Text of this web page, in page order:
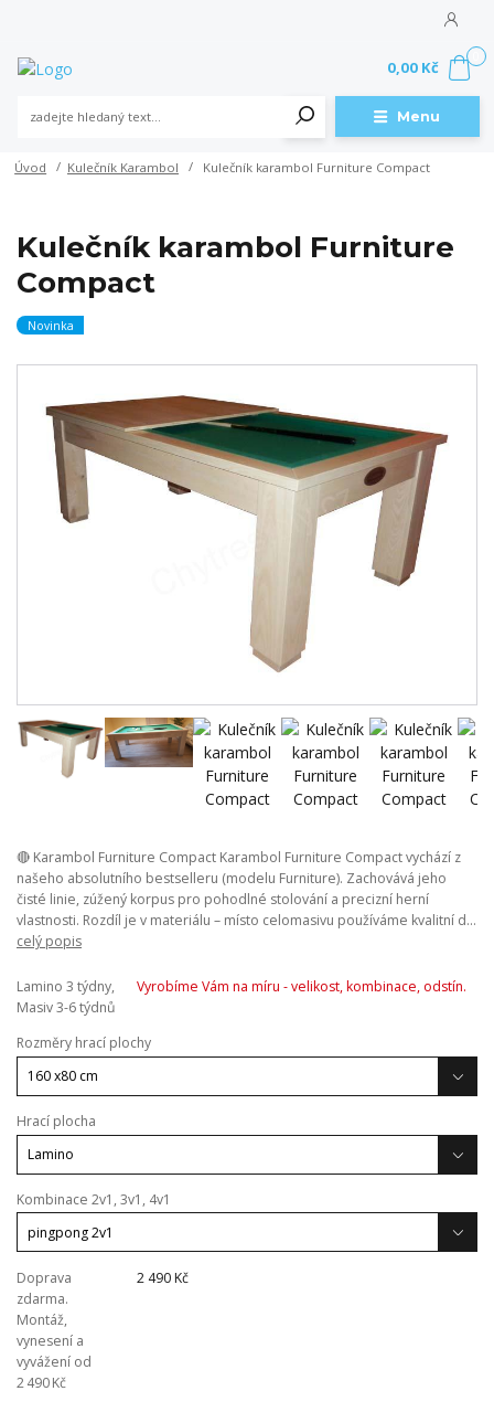
Menu
0,00 Kč
Úvod Kulečník Karambol Kulečník karambol Furniture Compact
Kulečník karambol Furniture
Compact
Novinka
🔴 Karambol Furniture Compact Karambol Furniture Compact vychází z
našeho absolutního bestselleru (modelu Furniture). Zachovává jeho
čisté linie, zúžený korpus pro pohodlné stolování a precizní herní
vlastnosti. Rozdíl je v materiálu – místo celomasivu používáme kvalitní d...
celý popis
Lamino 3 týdny,
Masiv 3-6 týdnů
Vyrobíme Vám na míru - velikost, kombinace, odstín.
Rozměry hrací plochy
Hrací plocha
Kombinace 2v1, 3v1, 4v1
Doprava
zdarma.
Montáž,
vynesení a
vyvážení od
2 490 Kč
2 490 Kč